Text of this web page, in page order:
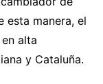
esta manera, el
alta
y Cataluña.